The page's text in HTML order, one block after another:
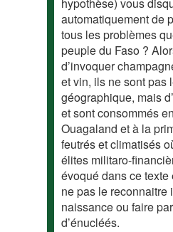
automatiquement de
tous les problèmes
peuple du Faso ?
d’invoquer
et vin, ils ne sont pas
géographique, mais
et sont consommés
Ouagaland et à la
feutrés et climatisés
élites militaro-
évoqué dans ce
ne pas le reconnaitre
naissance ou faire
d’énucléés.